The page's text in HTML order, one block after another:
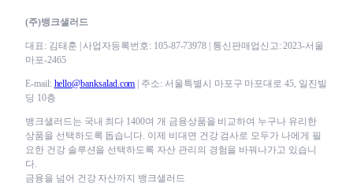
(주)뱅크샐러드
대표: 김태훈 | 사업자등록번호: 105-87-73978 | 통신판매업신고: 2023-서울
마포-2465
E-mail: hello@banksalad.com | 주소: 서울특별시 마포구 마포대로 45, 일진빌
딩 10층
뱅크샐러드는 국내 최다 1400여 개 금융상품을 비교하여 누구나 유리한
상품을 선택하도록 돕습니다. 이제 비대면 건강 검사로 모두가 나에게 필
요한 건강 솔루션을 선택하도록 자산 관리의 경험을 바꿔나가고 있습니
다.
금융을 넘어 건강 자산까지 뱅크샐러드